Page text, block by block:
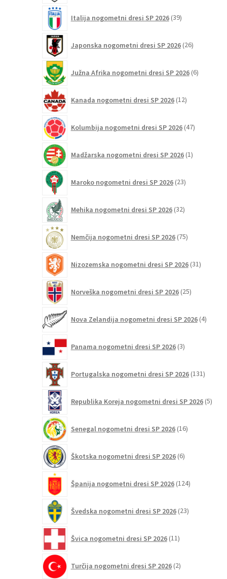
Italija nogometni dresi SP 2026 39izdelkov
Japonska nogometni dresi SP 2026 26izdelkov
Južna Afrika nogometni dresi SP 2026 6izdelkov
Kanada nogometni dresi SP 2026 12izdelkov
Kolumbija nogometni dresi SP 2026 47izdelkov
Madžarska nogometni dresi SP 2026 1izdelek
Maroko nogometni dresi SP 2026 23izdelkov
Mehika nogometni dresi SP 2026 32izdelkov
Nemčija nogometni dresi SP 2026 75izdelkov
Nizozemska nogometni dresi SP 2026 31izdelkov
Norveška nogometni dresi SP 2026 25izdelkov
Nova Zelandija nogometni dresi SP 2026 4izdelki
Panama nogometni dresi SP 2026 3izdelki
Portugalska nogometni dresi SP 2026 131
Republika Koreja nogometni dresi SP 2026 5
Senegal nogometni dresi SP 2026 16izdelkov
Škotska nogometni dresi SP 2026 6izdelkov
Španija nogometni dresi SP 2026 124izdelkov
Švedska nogometni dresi SP 2026 23izdelkov
Švica nogometni dresi SP 2026 11izdelkov
Turčija nogometni dresi SP 2026 2izdelka